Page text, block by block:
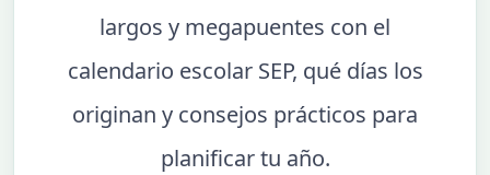
largos y megapuentes con el
calendario escolar SEP, qué días los
originan y consejos prácticos para
planificar tu año.